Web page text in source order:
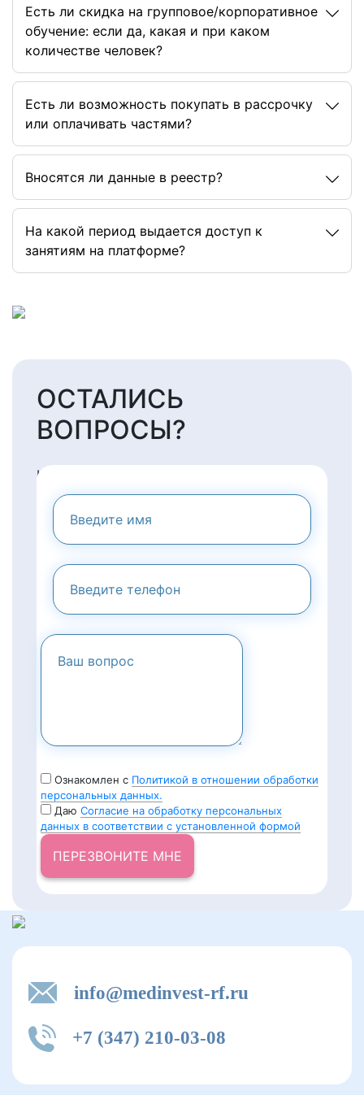
Есть ли скидка на групповое/корпоративное
обучение: если да, какая и при каком
количестве человек?
Есть ли возможность покупать в рассрочку
или оплачивать частями?
Вносятся ли данные в реестр?
На какой период выдается доступ к
занятиям на платформе?
ОСТАЛИСЬ
ВОПРОСЫ?
НАПИШИТЕ НАМ И МЫ
ПРЕДОСТАВИМ ВАМ
КОНСУЛЬТАЦИЮ
Ознакомлен с Политикой в отношении обработки
персональных данных.
Даю Согласие на обработку персональных
данных в соответствии с установленной формой
ПЕРЕЗВОНИТЕ МНЕ
info@medinvest-rf.ru
+7 (347) 210-03-08